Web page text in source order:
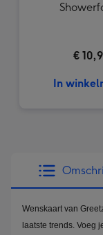
€
In
Wenskaart van
laatste trends. Voeg